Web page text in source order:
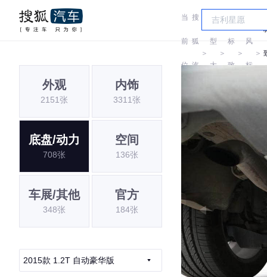
当
前
位
搜
狐
汽
＞
车
型
大
＞
标
致
＞
风
标
＞
外观
2151张
内饰
3311张
底盘/动力
708张
空间
136张
车展/其他
348张
官方
184张
2015款 1.2T 自动豪华版